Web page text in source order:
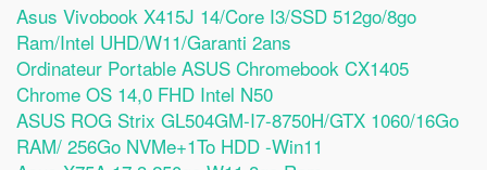
Asus Vivobook X415J 14/Core I3/SSD 512go/8go
Ram/Intel UHD/W11/Garanti 2ans
Ordinateur Portable ASUS Chromebook CX1405
Chrome OS 14,0 FHD Intel N50
ASUS ROG Strix GL504GM-I7-8750H/GTX 1060/16Go
RAM/ 256Go NVMe+1To HDD -Win11